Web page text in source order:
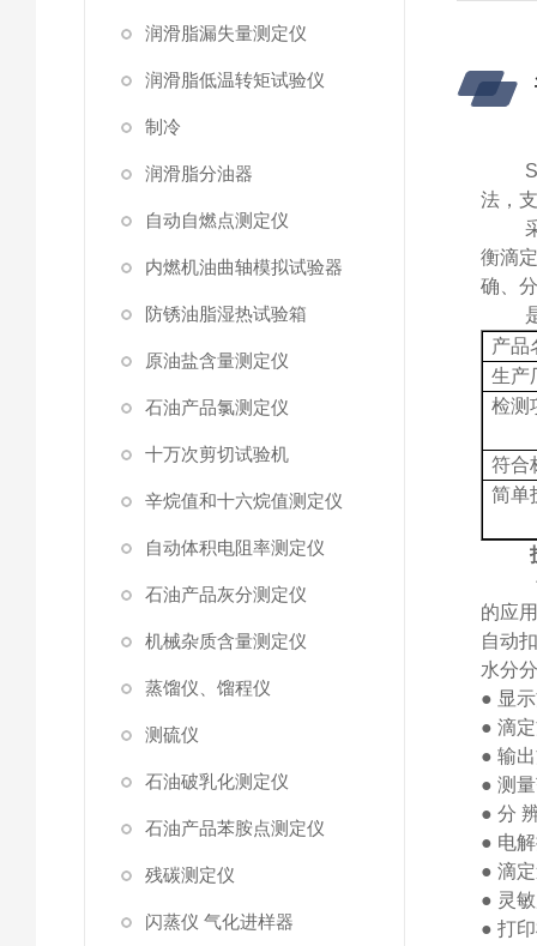
润滑脂漏失量测定仪
润滑脂低温转矩试验仪
制冷
润滑脂分油器
自动自燃点测定仪
内燃机油曲轴模拟试验器
防锈油脂湿热试验箱
原油盐含量测定仪
石油产品氯测定仪
十万次剪切试验机
辛烷值和十六烷值测定仪
自动体积电阻率测定仪
石油产品灰分测定仪
机械杂质含量测定仪
蒸馏仪、馏程仪
测硫仪
石油破乳化测定仪
石油产品苯胺点测定仪
残碳测定仪
闪蒸仪 气化进样器
法，
衡滴
确、
产品
生产
检测
符合
简单
的应
自动
水分
● 显
●滴
●输
●测
●分
● 电
●滴
● 灵
●打